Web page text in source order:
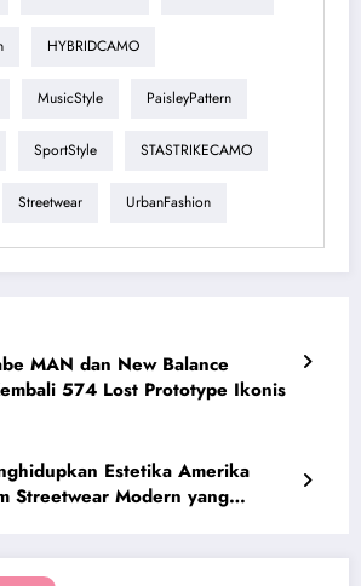
HYBRIDCAMO
MusicStyle PaisleyPattern
SportStyle STASTRIKECAMO
Streetwear UrbanFashion
MAN dan New Balance
574 Lost Prototype Ikonis
Estetika Amerika
Streetwear Modern yang